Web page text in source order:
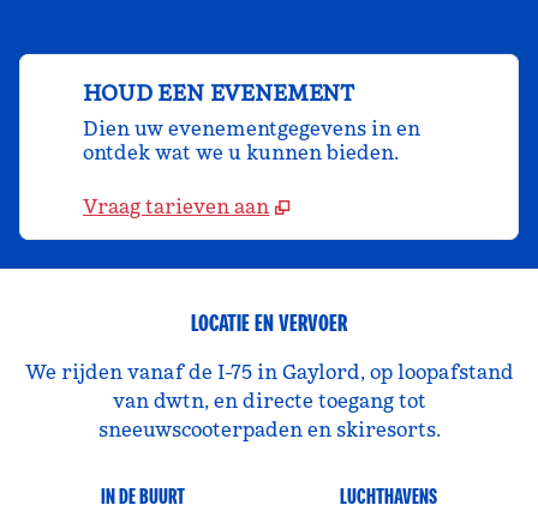
HOUD EEN EVENEMENT
Dien uw evenementgegevens in en
ontdek wat we u kunnen bieden.
Vraag tarieven aan
LOCATIE EN VERVOER
We rijden vanaf de I-75 in Gaylord, op loopafstand
van dwtn, en directe toegang tot
sneeuwscooterpaden en skiresorts.
IN DE BUURT LUCHTHAVENS